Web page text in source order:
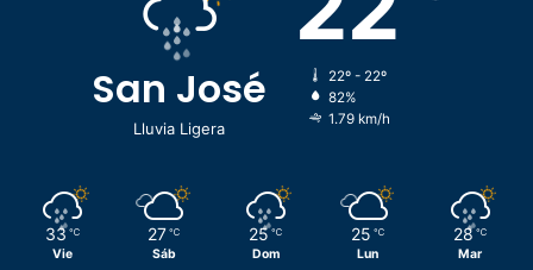
San José
Lluvia Ligera
22º - 22º
82%
1.79 km/h
33 ℃
Vie
27 ℃
Sáb
25 ℃
Dom
25 ℃
Lun
28 ℃
Mar